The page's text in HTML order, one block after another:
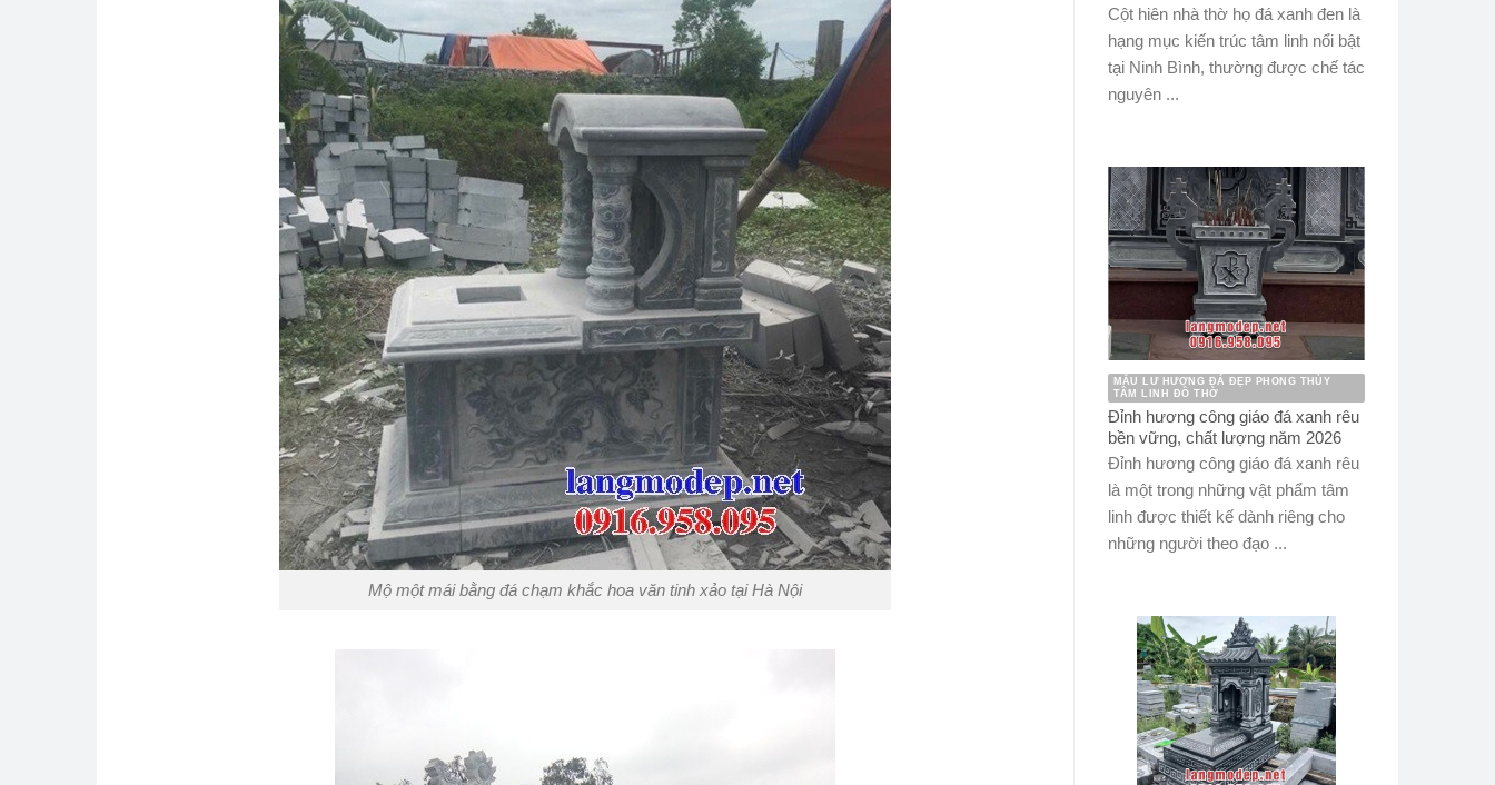
Mộ một mái bằng đá chạm khắc hoa văn tinh xảo tại Hà Nội
Cột hiên nhà thờ họ đá xanh đen là
hạng mục kiến trúc tâm linh nổi bật
tại Ninh Bình, thường được chế tác
nguyên ...
MẪU LƯ HƯƠNG ĐÁ ĐẸP PHONG THỦY
TÂM LINH ĐỒ THỜ
Đỉnh hương công giáo đá xanh rêu
bền vững, chất lượng năm 2026
Đỉnh hương công giáo đá xanh rêu
là một trong những vật phẩm tâm
linh được thiết kế dành riêng cho
những người theo đạo ...